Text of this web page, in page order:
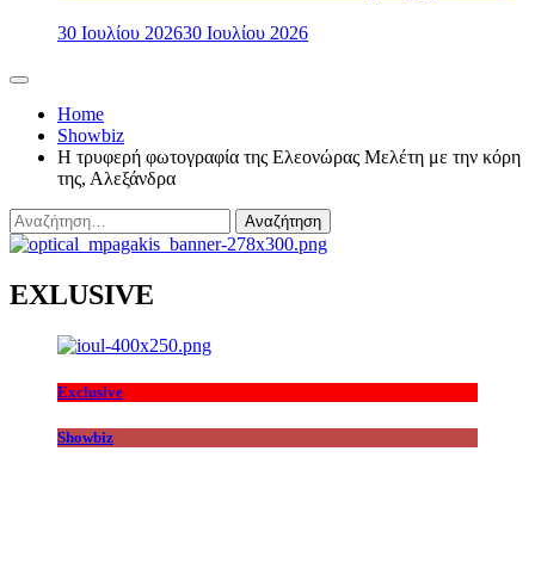
30 Ιουλίου 202630 Ιουλίου 2026
Home
Showbiz
Η τρυφερή φωτογραφία της Ελεονώρας Μελέτη με την κόρη
της, Αλεξάνδρα
Αναζήτηση
για:
EXLUSIVE
Exclusive
Showbiz